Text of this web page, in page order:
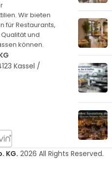
Wir bieten
für Restaurants,
und
können.
Kassel /
KG. 2026 All Rights Reserved.